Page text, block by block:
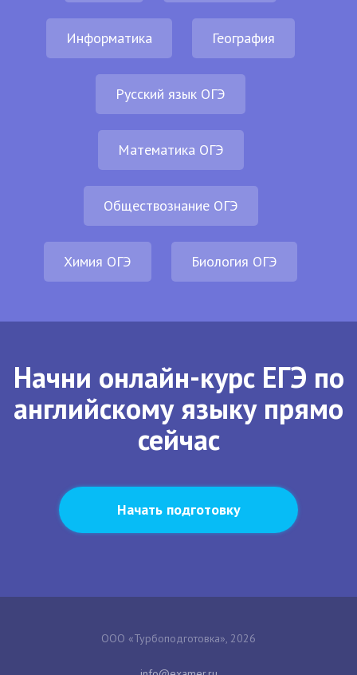
Информатика География
Русский язык ОГЭ
Математика ОГЭ
Обществознание ОГЭ
Химия ОГЭ Биология ОГЭ
Начни онлайн-курс ЕГЭ по
английскому языку прямо
сейчас
Начать подготовку
ООО «Турбоподготовка», 2026